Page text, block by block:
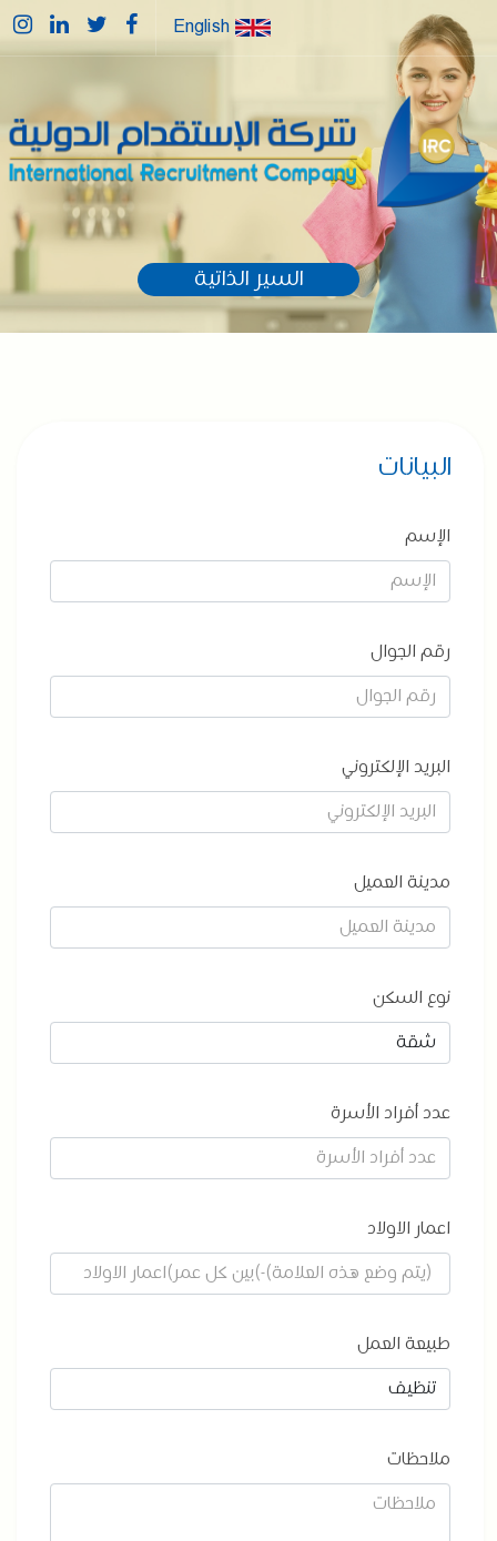
السير الذاتية
البيانات
الإسم
رقم الجوال
البريد الإلكتروني
مدينة العميل
نوع السكن
عدد أفراد الأسرة
اعمار الاولاد
طبيعة العمل
ملاحظات